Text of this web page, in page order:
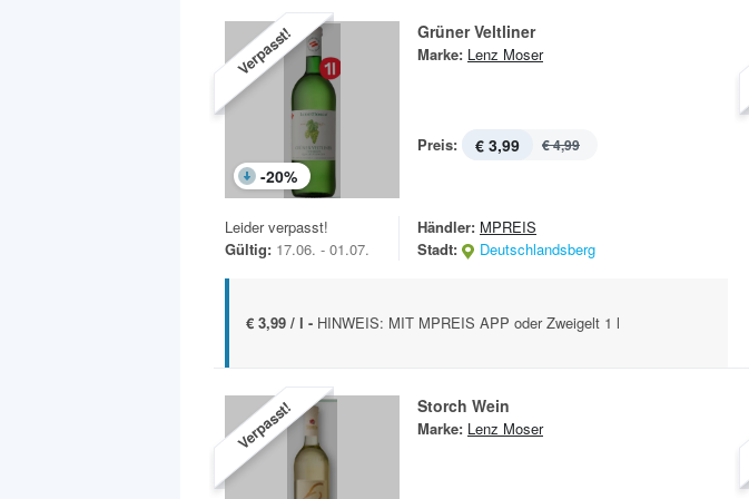
Verpasst!
-20%
Grüner Veltliner
Marke: Lenz Moser
Preis: € 3,99 € 4,99
Leider verpasst!
Gültig: 17.06. - 01.07.
Händler: MPREIS
Stadt:
Deutschlandsberg
€ 3,99 / l - HINWEIS: MIT MPREIS APP oder Zweigelt 1 l
Verpasst! Storch Wein
Marke: Lenz Moser